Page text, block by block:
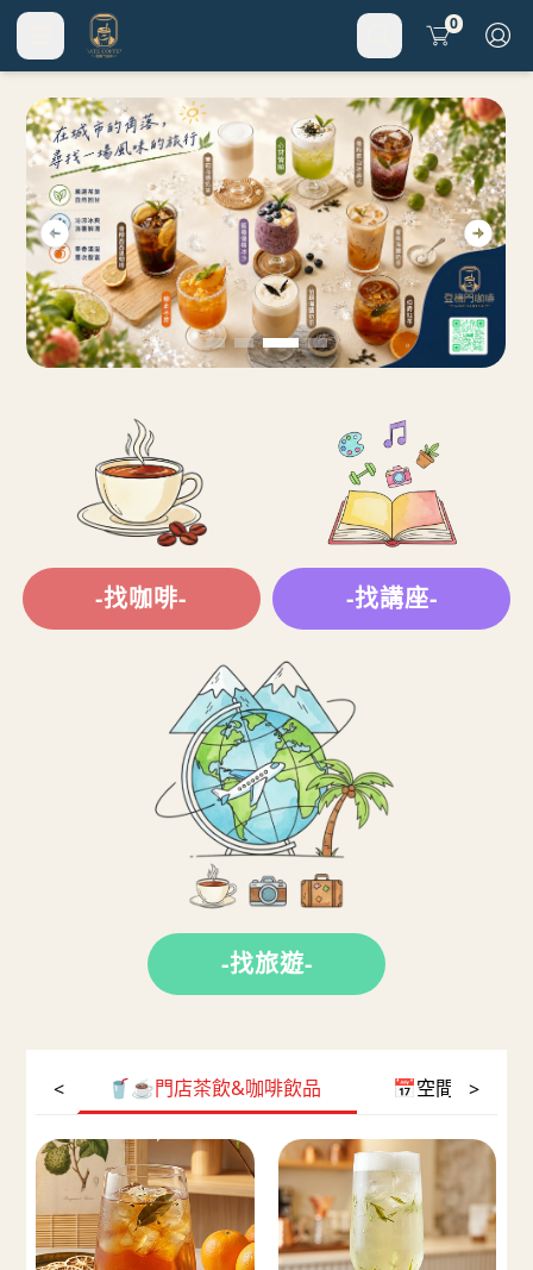
Cart0
-找咖啡- -找講座-
-找旅遊-
< 🥤☕️門店茶飲&咖啡飲品 📅空間預約(免
>
#咖啡豆 #濾掛 #禮盒 #便當 #跳蚤市場